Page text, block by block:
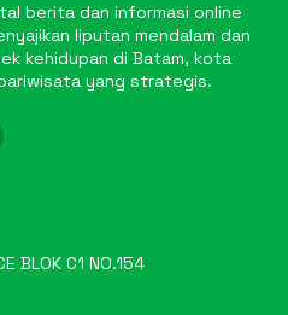
berita dan informasi online
liputan mendalam dan
kehidupan di Batam, kota
yang strategis.
BLOK C1 NO.154